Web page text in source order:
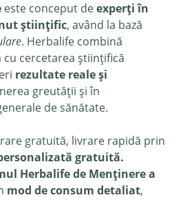
este conceput deexperți în
științific, având la bază
. Herbalife combină
cercetarea științifică
rezultate reale și
greutății și în
de sănătate.
gratuită, livrare rapidă prin
gratuită.
Herbalife de Menținere a
mod de consum detaliat,